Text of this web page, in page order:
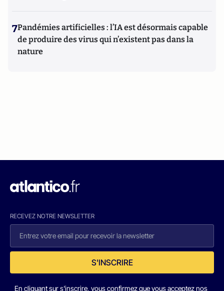
7Pandémies artificielles : l’IA est désormais capable
de produire des virus qui n’existent pas dans la
nature
RECEVEZ NOTRE NEWSLETTER
S'INSCRIRE
En cliquant sur s'inscrire, vous confirmez que vous acceptez nos